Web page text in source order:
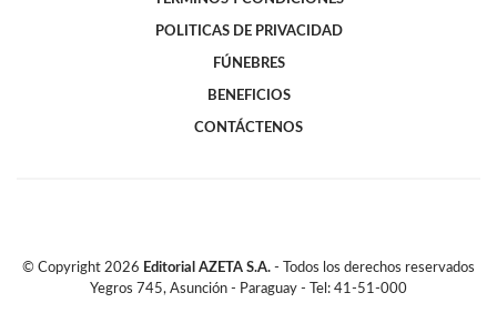
POLITICAS DE PRIVACIDAD
FÚNEBRES
BENEFICIOS
CONTÁCTENOS
© Copyright 2026 Editorial AZETA S.A. - Todos los derechos reservados
Yegros 745, Asunción - Paraguay - Tel: 41-51-000